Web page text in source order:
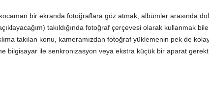
bir ekranda fotoğraflara göz atmak, albümler arasında
takıldığında fotoğraf çerçevesi olarak kullanmak bile
takılan konu, kameramızdan fotoğraf yüklemenin pek de
bilgisayar ile senkronizasyon veya ekstra küçük bir aparat